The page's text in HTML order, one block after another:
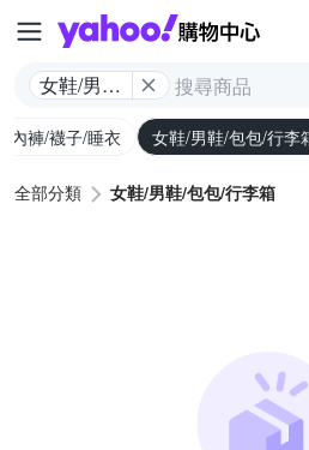
女鞋/男鞋/
箱
/內褲/襪子/睡衣 女鞋/男鞋/包包/行李
全部分類 女鞋/男鞋/包包/行李箱